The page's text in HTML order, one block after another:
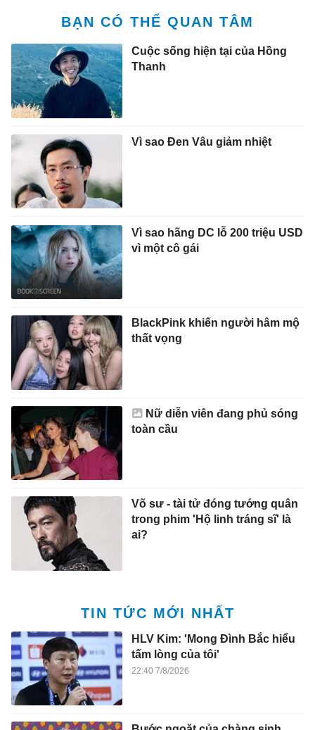
BẠN CÓ THỂ QUAN TÂM
Cuộc sống hiện tại của Hồng
Thanh
Vì sao Đen Vâu giảm nhiệt
Vì sao hãng DC lỗ 200 triệu USD
vì một cô gái
BlackPink khiến người hâm mộ
thất vọng
Nữ diễn viên đang phủ sóng
toàn cầu
Võ sư - tài tử đóng tướng quân
trong phim 'Hộ linh tráng sĩ' là
ai?
TIN TỨC MỚI NHẤT
HLV Kim: 'Mong Đình Bắc hiểu
tấm lòng của tôi'
22:40 7/8/2026